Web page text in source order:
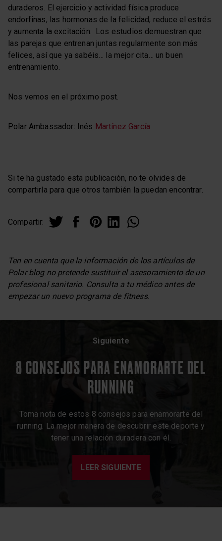
duraderos. El ejercicio y actividad física produce
endorfinas, las hormonas de la felicidad, reduce el estrés
y aumenta la excitación. Los estudios demuestran que
las parejas que entrenan juntas regularmente son más
felices, así que ya sabéis… la mejor cita… un buen
entrenamiento.
Nos vemos en el próximo post.
Polar Ambassador: Inés Martínez García
Si te ha gustado esta publicación, no te olvides de
compartirla para que otros también la puedan encontrar.
Compartir:
Ten en cuenta que la información de los artículos de
Polar blog no pretende sustituir el asesoramiento de un
profesional sanitario. Consulta a tu médico antes de
empezar un nuevo programa de fitness.
Siguiente
8 CONSEJOS PARA ENAMORARTE DEL
RUNNING
Toma nota de estos 8 consejos para enamorarte del
running. La mejor manera de descubrir este deporte y
tener una relación duradera con él.
LEER SIGUIENTE